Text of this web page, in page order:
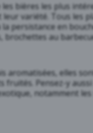
bières les plus
variété. Tous les
persistance en
brochettes au
aromatisées, elles
fruités. Pensez-y
notamment